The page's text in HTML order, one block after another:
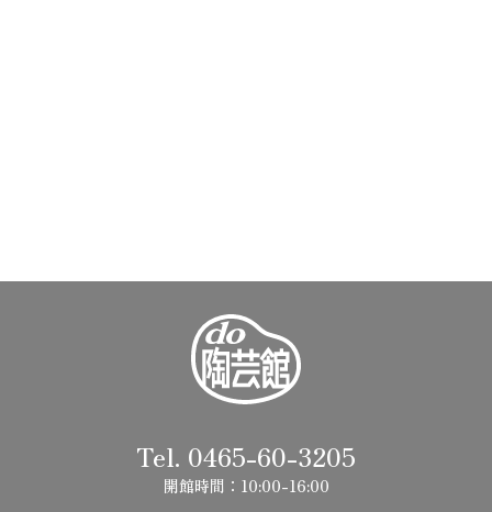
Tel. 0465-60-3205
開館時間：10:00-16:00